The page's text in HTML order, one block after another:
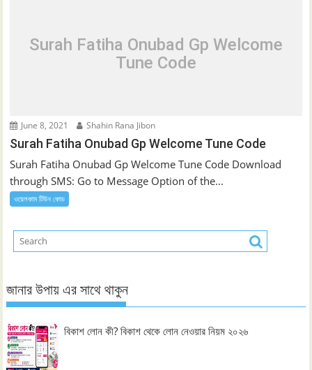
Surah Fatiha Onubad Gp Welcome
Tune Code
June 8, 2021 Shahin Rana Jibon
Surah Fatiha Onubad Gp Welcome Tune Code
Surah Fatiha Onubad Gp Welcome Tune Code Download
through SMS: Go to Message Option of the...
ওয়েলকাম টিউন কোড
জানার উপায় এর সাথে থাকুন
বিকাশ লোন কী? বিকাশ থেকে লোন নেওয়ার নিয়ম ২০২৬